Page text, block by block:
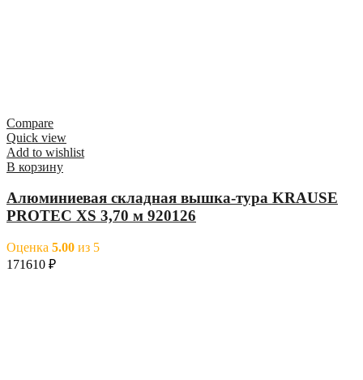
Compare
Quick view
Add to wishlist
В корзину
Алюминиевая складная вышка-тура KRAUSE
PROTEC XS 3,70 м 920126
Оценка 5.00 из 5
171610 ₽